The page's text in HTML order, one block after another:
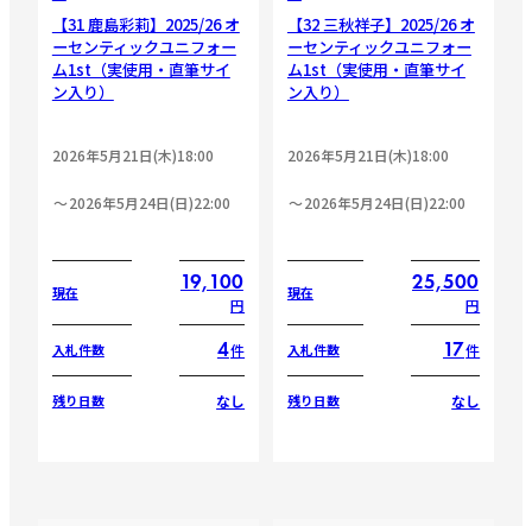
【31 鹿島彩莉】2025/26 オ
ーセンティックユニフォー
ム1st（実使用・直筆サイ
ン入り）
2026年5月21日(木)18:00
2026年5月24日(日)22:00
現在 19,100
円
入札件数 4件
残り日数 なし
【32 三秋祥子】2025/26 オ
ーセンティックユニフォー
ム1st（実使用・直筆サイ
ン入り）
2026年5月21日(木)18:00
2026年5月24日(日)22:00
現在 25,500
円
入札件数 17件
残り日数 なし